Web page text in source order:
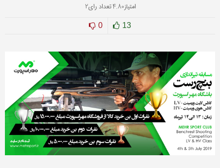
امتیاز4.80تعداد رای2
0 13